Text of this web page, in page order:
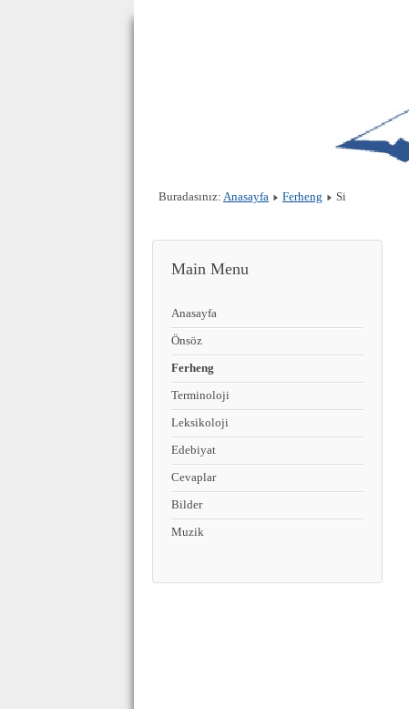
Buradasınız: Anasayfa Ferheng Si
Main Menu
Anasayfa
Önsöz
Ferheng
Terminoloji
Leksikoloji
Edebiyat
Cevaplar
Bilder
Muzik